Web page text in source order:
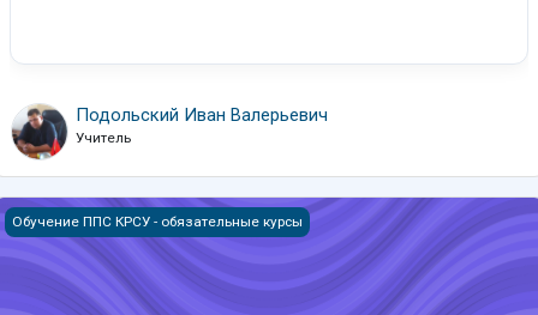
Подольский Иван Валерьевич
Учитель
Система искусственного интеллекта
Обучение ППС КРСУ - обязательные курсы